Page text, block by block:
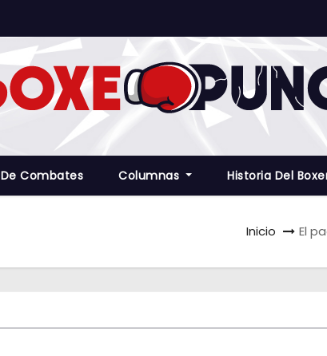
Combates Columnas Historia Del
Inicio El